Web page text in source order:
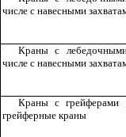
числе с навесными
Краны с
числе с навесными
Краны с грейферами
грейферные краны